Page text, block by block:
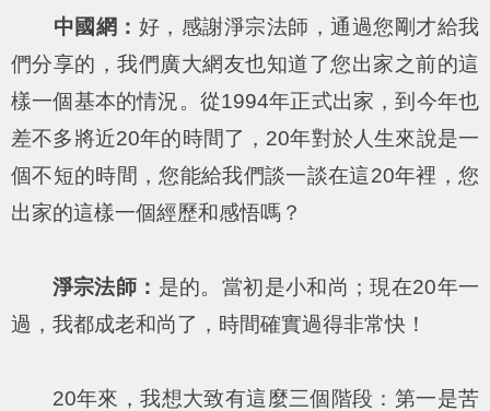
中國網： 好，感謝淨宗法師，通過您剛才給我
們分享的，我們廣大網友也知道了您出家之前的這
樣一個基本的情況。從1994年正式出家，到今年也
差不多將近20年的時間了，20年對於人生來說是一
個不短的時間，您能給我們談一談在這20年裡，您
出家的這樣一個經歷和感悟嗎？
淨宗法師： 是的。當初是小和尚；現在20年一
過，我都成老和尚了，時間確實過得非常快！
20年來，我想大致有這麼三個階段：第一是苦